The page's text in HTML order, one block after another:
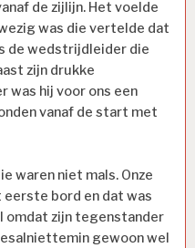
de zijlijn. Het voelde
was die vertelde dat
de wedstrijdleider die
zijn drukke
was hij voor ons een
vanaf de start met
waren niet mals. Onze
bord en dat was
omdat zijn tegenstander
gewoon wel